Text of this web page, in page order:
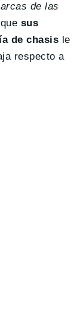
de las
sus
de chasis le
respecto a